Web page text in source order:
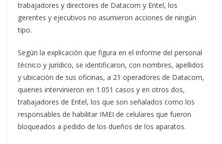
trabajadores y directores de Datacom y Entel, los
gerentes y ejecutivos no asumieron acciones de ningún
tipo.
Según la explicación que figura en el informe del personal
técnico y jurídico, se identificaron, con nombres, apellidos
y ubicación de sus oficinas, a 21 operadores de Datacom,
quienes intervinieron en 1.051 casos y en otros dos,
trabajadores de Entel, los que son señalados como los
responsables de habilitar IMEI de celulares que fueron
bloqueados a pedido de los dueños de los aparatos.